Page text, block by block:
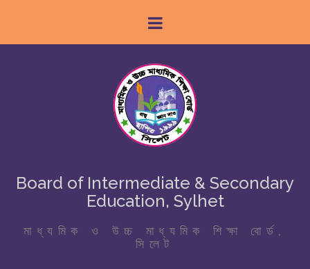
Board of Intermediate & Secondary
Education, Sylhet
মাধ্যমিক ও উচ্চ মাধ্যমিক শিক্ষা বোর্ড,
সিলেট